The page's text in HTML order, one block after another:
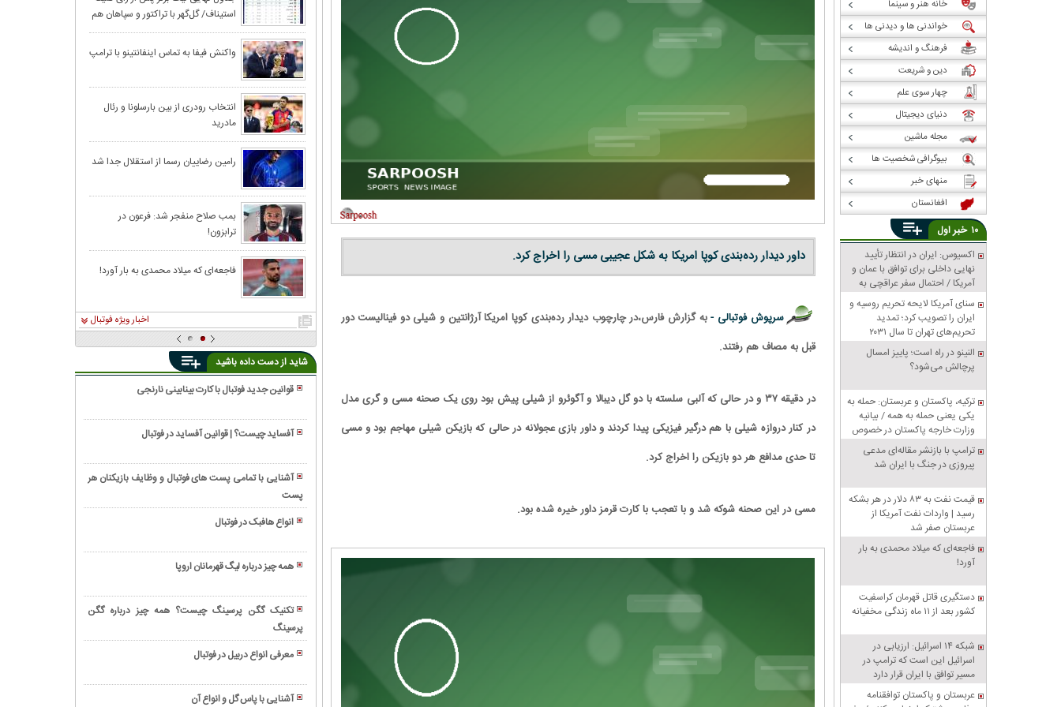
داور دیدار رده‌بندی کوپا امریکا به شکل عجیبی مسی را اخراج کرد.
سرپوش فوتبالی -به گزارش فارس،‌در چارچوب دیدار رده‌بندی کوپا امریکا آرژانتین و شیلی دو فینالیست دور
قبل به مصاف هم رفتند.
در دقیقه ۳۷ و در حالی که آلبی سلسته با دو گل دیبالا و آگوئرو از شیلی پیش بود روی یک صحنه مسی و گری مدل
در کنار دروازه شیلی با هم درگیر فیزیکی پیدا کردند و داور بازی عجولانه در حالی که بازیکن شیلی مهاجم بود و مسی
تا حدی مدافع هر دو بازیکن را اخراج کرد.
مسی در این صحنه شوکه شد و با تعجب با کارت قرمز داور خیره شده بود.
استیناف/ گل‌گهر با تراکتور و سپاهان هم
امتیاز شد
واکنش فیفا به تماس اینفانتینو با ترامپ
انتخاب رودری از بین بارسلونا و رئال
مادرید
رامین رضاییان رسما از استقلال جدا شد
بمب صلاح منفجر شد: فرعون در
ترابزون!
فاجعه‌ای که میلاد محمدی به بار آورد!
اخبار ویژه فوتبال
شاید از دست داده باشید
قوانین جدید فوتبال با کارت بینابینی نارنجی
آفساید چیست؟ | قوانین آفساید در فوتبال
آشنایی با تمامی پست های فوتبال و وظایف بازیکنان هر
پست
انواع هافبک در فوتبال
همه چیز درباره لیگ قهرمانان اروپا
تکنیک گگن پرسینگ چیست؟ همه چیز درباره گگن
پرسینگ
معرفی انواع دربیل در فوتبال
آشنایی با پاس گل و انواع آن
خانه هنر و سینما
خواندنی ها و دیدنی ها
فرهنگ و اندیشه
دین و شریعت
چهار سوی علم
دنیای دیجیتال
مجله ماشین
بیوگرافی شخصیت ها
منهای خبر
افغانستان
۱۰ خبراول
اکسیوس: ایران در انتظار تأیید
نهایی داخلی برای توافق با عمان و
آمریکا / احتمال سفر عراقچی به
پاکستان
سنای آمریکا لایحه تحریم روسیه و
ایران را تصویب کرد؛ تمدید
تحریم‌های تهران تا سال ۲۰۳۱
النینو در راه است؛ پاییز امسال
پرچالش می‌شود؟
ترکیه، پاکستان و عربستان: حمله به
یکی یعنی حمله به همه / بیانیه
وزارت خارجه پاکستان در خصوص
پیمان دفاعی مشترک مکه
ترامپ با بازنشر مقاله‌ای مدعی
پیروزی در جنگ با ایران شد
قیمت نفت به ۸۳ دلار در هر بشکه
رسید | واردات نفت آمریکا از
عربستان صفر شد
فاجعه‌ای که میلاد محمدی به بار
آورد!
دستگیری قاتل قهرمان کراسفیت
کشور بعد از ۱۱ ماه زندگی مخفیانه
شبکه ۱۴ اسرائیل: ارزیابی در
اسرائیل این است که ترامپ در
مسیر توافق با ایران قرار دارد
عربستان و پاکستان توافقنامه